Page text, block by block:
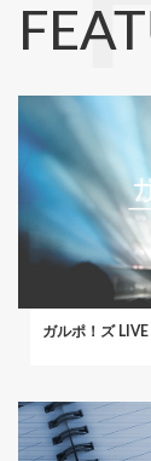
ガルポ！ズ